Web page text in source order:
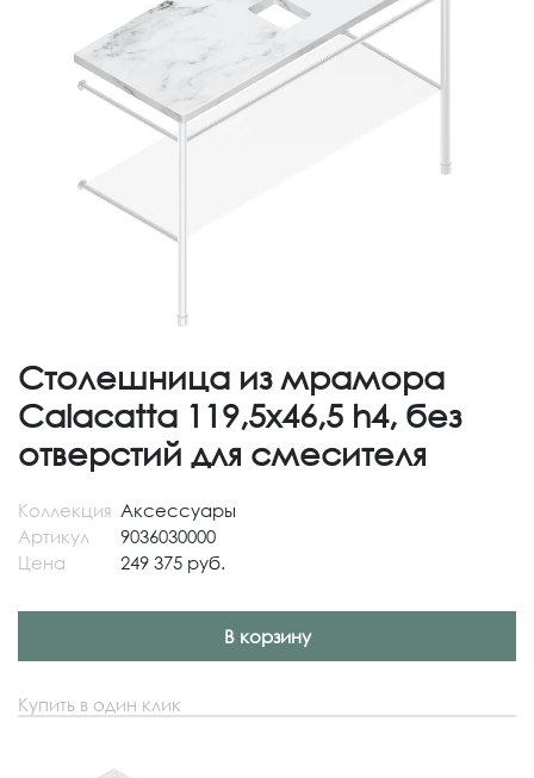
Столешница из мрамора
Calacatta 119,5x46,5 h4, без
отверстий для смесителя
Коллекция Аксессуары
Артикул
9036030000
Цена
249 375 руб.
В корзину
Купить в один клик